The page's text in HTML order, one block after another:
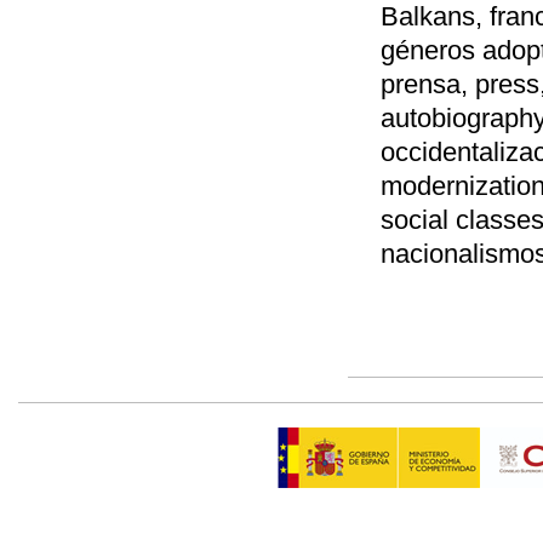
Balkans,
géneros
prensa,
social